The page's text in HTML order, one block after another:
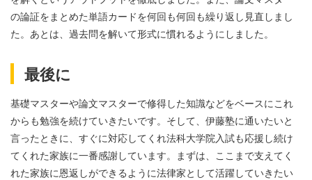
の論証をまとめた単語カードを何回も何回も繰り返し見直しまし
た。あとは、過去問を解いて形式に慣れるようにしました。
最後に
基礎マスターや論文マスターで修得した知識などをベースにこれ
からも勉強を続けていきたいです。そして、伊藤塾に通いたいと
言ったときに、すぐに対応してくれ法科大学院入試も応援し続け
てくれた家族に一番感謝しています。まずは、ここまで支えてく
れた家族に恩返しができるように法律家として活躍していきたい